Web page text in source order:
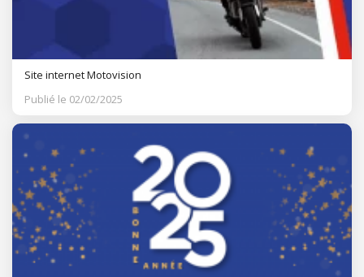
Site internet Motovision
Publié le 02/02/2025